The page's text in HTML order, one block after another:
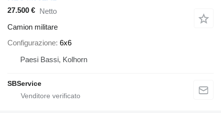
27.500 € Netto
Camion militare
Configurazione 6x6
Paesi Bassi, Kolhorn
SBService